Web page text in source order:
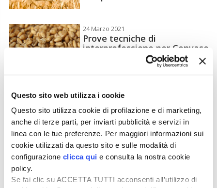
Questo sito web utilizza i cookie
Questo sito utilizza cookie di profilazione e di marketing,
anche di terze parti, per inviarti pubblicità e servizi in
linea con le tue preferenze. Per maggiori informazioni sui
cookie utilizzati da questo sito e sulle modalità di
configurazione clicca qui e consulta la nostra cookie
policy.
Se fai clic su ACCETTA TUTTI acconsenti all’utilizzo di
24 Marzo 2021
Prove tecniche di
interprofessione per Convase
17 Aprile 2019
Grano tenero sostenibile:
Barilla propone la «Carta del
Mulino»
28 Marzo 2019
Soia: i consumatori chiedono